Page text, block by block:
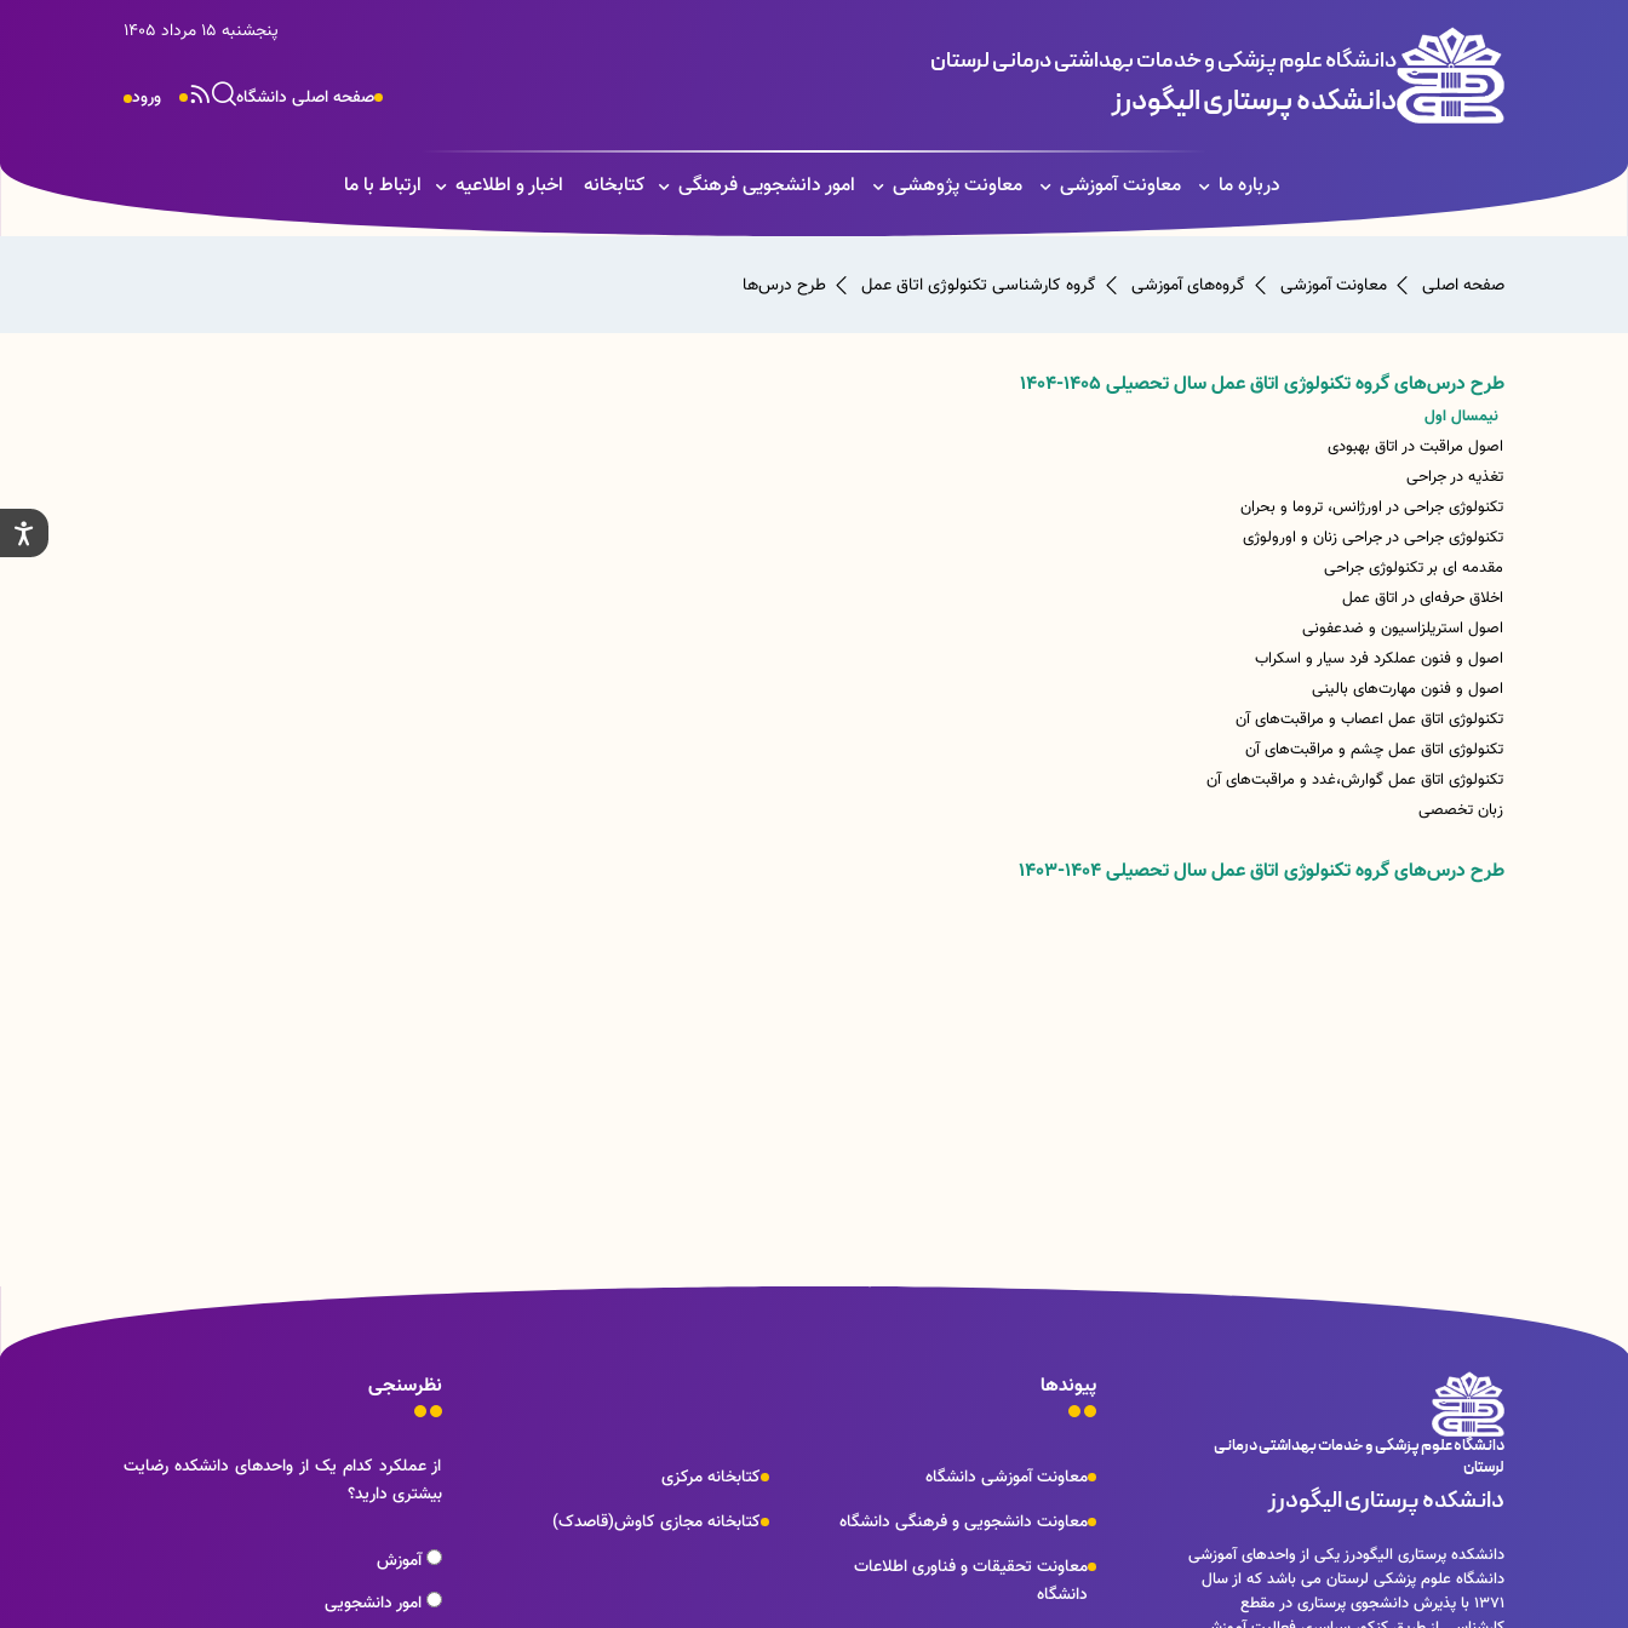
دانشگاه علوم پزشکی و خدمات بهداشتی درمانی لرستان
دانشکده پرستاری الیگودرز
پنجشنبه 15 مرداد 1405
ورود صفحه اصلی دانشگاه
درباره ما معاونت آموزشی معاونت پژوهشی امور دانشجویی فرهنگی کتابخانه اخبار و اطلاعیه ارتباط با ما
صفحه اصلی معاونت آموزشی گروه‌های آموزشی گروه کارشناسی تکنولوژی اتاق عمل طرح درس‌ها
طرح درس‌های گروه تکنولوژی اتاق عمل سال تحصیلی 1405-1404
اصول مراقبت در اتاق بهبودی
تغذیه در جراحی
تکنولوژی جراحی در اورژانس، تروما و بحران
تکنولوژی جراحی در جراحی زنان و اورولوژی
مقدمه ای بر تکنولوژی جراحی
اخلاق حرفه‌ای در اتاق عمل
اصول استریلزاسیون و ضدعفونی
اصول و فنون عملکرد فرد سیار و اسکراب
اصول و فنون مهارت‌های بالینی
تکنولوژی اتاق عمل اعصاب و مراقبت‌های آن
تکنولوژی اتاق عمل چشم و مراقبت‌های آن
تکنولوژی اتاق عمل گوارش،غدد و مراقبت‌های آن
زبان تخصصی
طرح درس‌های گروه تکنولوژی اتاق عمل سال تحصیلی 1404-1403
دانشگاه علوم پزشکی و خدمات بهداشتی درمانی
لرستان
دانشکده پرستاری الیگودرز
دانشکده پرستاری الیگودرز یکی از واحدهای آموزشی
دانشگاه علوم پزشکی لرستان می باشد که از سال
1371 با پذیرش دانشجوی پرستاری در مقطع
پیوندها
معاونت آموزشی دانشگاه
کتابخانه مرکزی
معاونت دانشجویی و فرهنگی دانشگاه
کتابخانه مجازی کاوش(قاصدک)
معاونت تحقیقات و فناوری اطلاعات
دانشگاه
نظرسنجی
از عملکرد کدام یک از واحدهای دانشکده رضایت
بیشتری دارید؟
آموزش
امور دانشجویی